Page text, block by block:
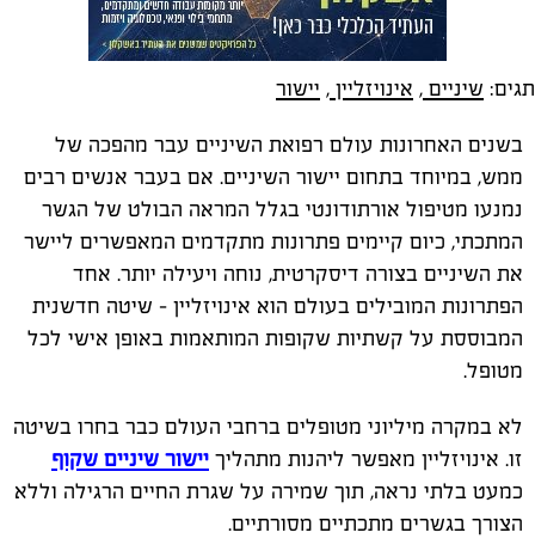
תגים: שיניים , אינויזליין , יישור
בשנים האחרונות עולם רפואת השיניים עבר מהפכה של
ממש, במיוחד בתחום יישור השיניים. אם בעבר אנשים רבים
נמנעו מטיפול אורתודונטי בגלל המראה הבולט של הגשר
המתכתי, כיום קיימים פתרונות מתקדמים המאפשרים ליישר
את השיניים בצורה דיסקרטית, נוחה ויעילה יותר. אחד
הפתרונות המובילים בעולם הוא אינויזליין – שיטה חדשנית
המבוססת על קשתיות שקופות המותאמות באופן אישי לכל
מטופל.
לא במקרה מיליוני מטופלים ברחבי העולם כבר בחרו בשיטה
זו. אינויזליין מאפשר ליהנות מתהליך יישור שיניים שקוף
כמעט בלתי נראה, תוך שמירה על שגרת החיים הרגילה וללא
הצורך בגשרים מתכתיים מסורתיים.